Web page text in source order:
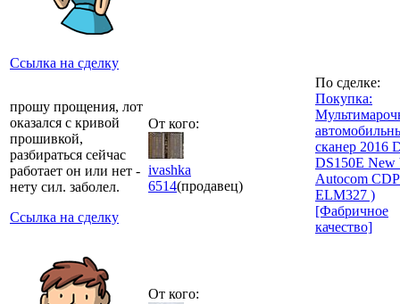
Ссылка на сделку
прошу прощения, лот
оказался с кривой
прошивкой,
разбираться сейчас
работает он или нет -
нету сил. заболел.
Ссылка на сделку
От кого:
ivashka
6514(продавец)
По сделке:
Покупка:
сканер 2016
DS150E
Autocom
ELM327 )
[Фабричное
качество]
От кого: